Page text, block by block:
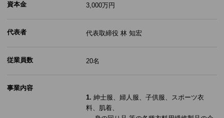
資本金 3,000万円
代表者 代表取締役 林 知宏
従業員数 20名
事業内容
1. 紳士服、婦人服、子供服、スポーツ衣
料、肌着、